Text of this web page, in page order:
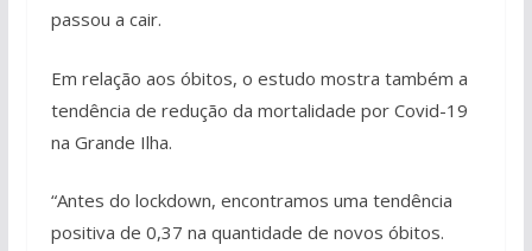
passou a cair.
Em relação aos óbitos, o estudo mostra também a
tendência de redução da mortalidade por Covid-19
na Grande Ilha.
“Antes do lockdown, encontramos uma tendência
positiva de 0,37 na quantidade de novos óbitos.